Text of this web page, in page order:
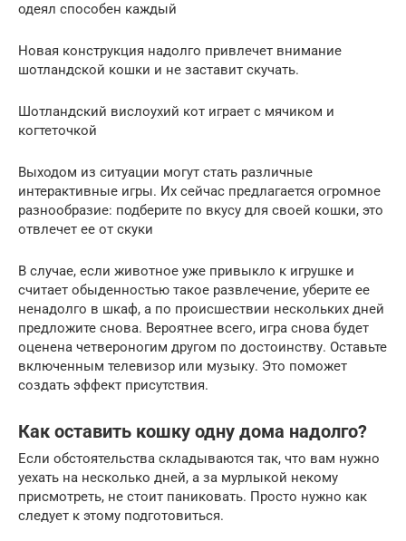
одеял способен каждый
Новая конструкция надолго привлечет внимание
шотландской кошки и не заставит скучать.
Шотландский вислоухий кот играет с мячиком и
когтеточкой
Выходом из ситуации могут стать различные
интерактивные игры. Их сейчас предлагается огромное
разнообразие: подберите по вкусу для своей кошки, это
отвлечет ее от скуки
В случае, если животное уже привыкло к игрушке и
считает обыденностью такое развлечение, уберите ее
ненадолго в шкаф, а по происшествии нескольких дней
предложите снова. Вероятнее всего, игра снова будет
оценена четвероногим другом по достоинству. Оставьте
включенным телевизор или музыку. Это поможет
создать эффект присутствия.
Как оставить кошку одну дома надолго?
Если обстоятельства складываются так, что вам нужно
уехать на несколько дней, а за мурлыкой некому
присмотреть, не стоит паниковать. Просто нужно как
следует к этому подготовиться.